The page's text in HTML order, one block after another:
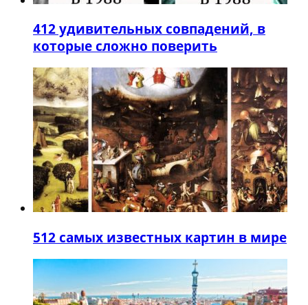
412 удивительных совпадений, в
которые сложно поверить
512 самых известных картин в мире